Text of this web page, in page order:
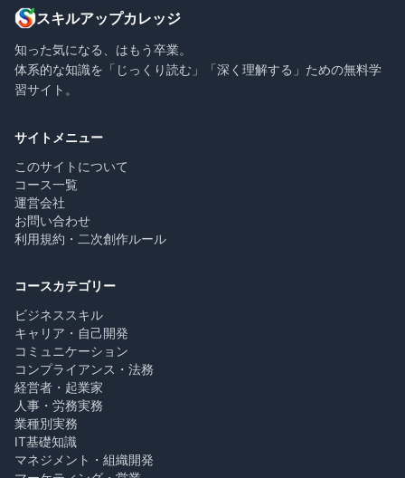
スキルアップカレッジ
知った気になる、はもう卒業。
体系的な知識を「じっくり読む」「深く理解する」ための無料学
習サイト。
サイトメニュー
このサイトについて
コース一覧
運営会社
お問い合わせ
利用規約・二次創作ルール
コースカテゴリー
ビジネススキル
キャリア・自己開発
コミュニケーション
コンプライアンス・法務
経営者・起業家
人事・労務実務
業種別実務
IT基礎知識
マネジメント・組織開発